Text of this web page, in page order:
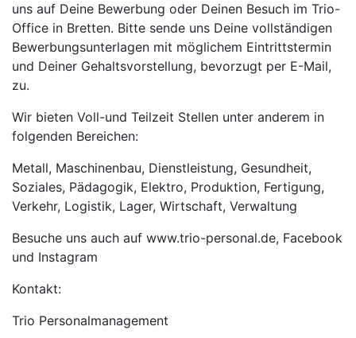
uns auf Deine Bewerbung oder Deinen Besuch im Trio-
Office in Bretten. Bitte sende uns Deine vollständigen
Bewerbungsunterlagen mit möglichem Eintrittstermin
und Deiner Gehaltsvorstellung, bevorzugt per E-Mail,
zu.
Wir bieten Voll-und Teilzeit Stellen unter anderem in
folgenden Bereichen:
Metall, Maschinenbau, Dienstleistung, Gesundheit,
Soziales, Pädagogik, Elektro, Produktion, Fertigung,
Verkehr, Logistik, Lager, Wirtschaft, Verwaltung
Besuche uns auch auf www.trio-personal.de, Facebook
und Instagram
Kontakt:
Trio Personalmanagement